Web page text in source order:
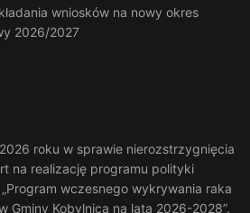
wniosków na nowy okres
2026/2027
roku w sprawie nierozstrzygnięcia
na realizację programu polityki
wczesnego wykrywania raka
Gminy Kobylnica na lata 2026-2028”.